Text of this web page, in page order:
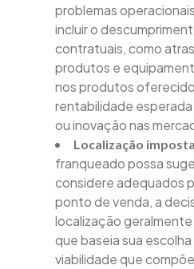
problemas
incluir o
contratuais, como
produtos e
nos produtos
rentabilidade
ou inovação nas
Localização imposta
franqueado possa
considere adequados
ponto de venda, a
localização
que baseia sua
viabilidade que